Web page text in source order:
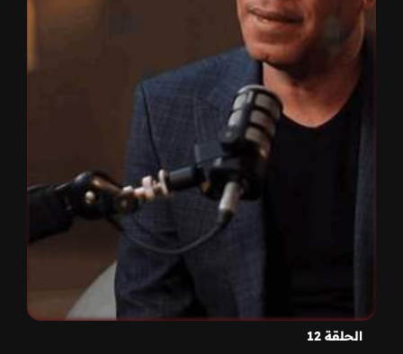
الحلقة 12